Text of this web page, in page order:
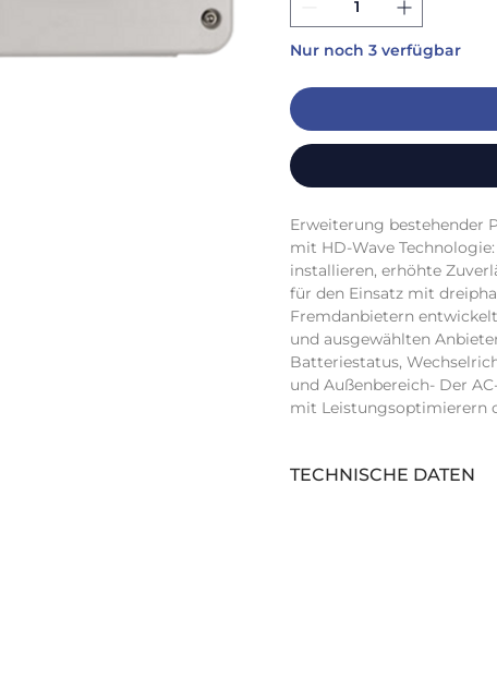
Nur noch 3 verfügbar
Erweiterung bestehender
mit HD-Wave
installieren, erhöhte
für den Einsatz mit
Fremdanbietern
und ausgewählten
Batteriestatus,
und Außenbereich- Der
mit Leistungsoptimierern
TECHNISCHE DATEN